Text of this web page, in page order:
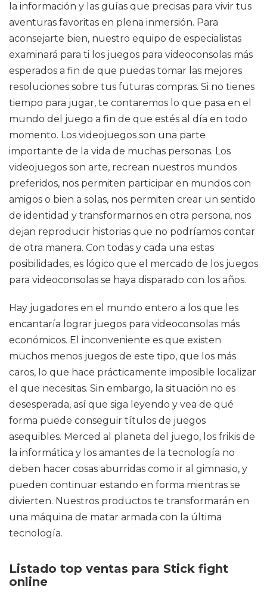
la información y las guías que precisas para vivir tus
aventuras favoritas en plena inmersión. Para
aconsejarte bien, nuestro equipo de especialistas
examinará para ti los juegos para videoconsolas más
esperados a fin de que puedas tomar las mejores
resoluciones sobre tus futuras compras. Si no tienes
tiempo para jugar, te contaremos lo que pasa en el
mundo del juego a fin de que estés al día en todo
momento. Los videojuegos son una parte
importante de la vida de muchas personas. Los
videojuegos son arte, recrean nuestros mundos
preferidos, nos permiten participar en mundos con
amigos o bien a solas, nos permiten crear un sentido
de identidad y transformarnos en otra persona, nos
dejan reproducir historias que no podríamos contar
de otra manera. Con todas y cada una estas
posibilidades, es lógico que el mercado de los juegos
para videoconsolas se haya disparado con los años.
Hay jugadores en el mundo entero a los que les
encantaría lograr juegos para videoconsolas más
económicos. El inconveniente es que existen
muchos menos juegos de este tipo, que los más
caros, lo que hace prácticamente imposible localizar
el que necesitas. Sin embargo, la situación no es
desesperada, así que siga leyendo y vea de qué
forma puede conseguir títulos de juegos
asequibles. Merced al planeta del juego, los frikis de
la informática y los amantes de la tecnología no
deben hacer cosas aburridas como ir al gimnasio, y
pueden continuar estando en forma mientras se
divierten. Nuestros productos te transformarán en
una máquina de matar armada con la última
tecnología.
Listado top ventas para Stick fight
online